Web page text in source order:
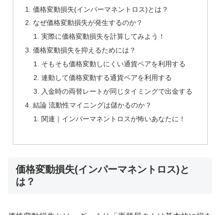
価格変動損失(インパーマネントロス)とは？
なぜ価格変動損失が発生するのか？
実際に価格変動損失を計算してみよう！
価格変動損失を抑えるためには？
そもそも価格変動しにくい通貨ペアを利用する
連動して価格変動する通貨ペアを利用する
入金時の両替レートが同じタイミングで出金する
結論 流動性マイニングは儲かるのか？
関連｜インパーマネントロスが怖いあなたに！
価格変動損失(インパーマネントロス)と
は？